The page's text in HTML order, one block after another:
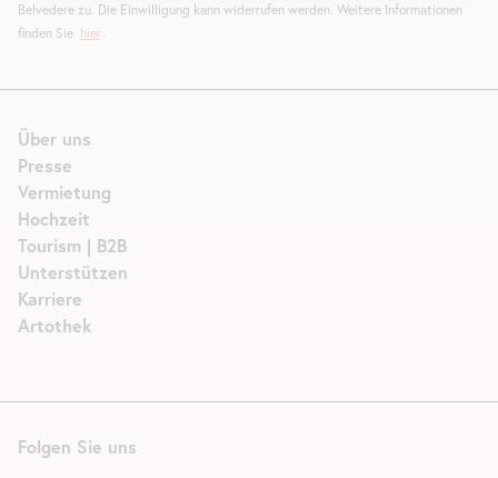
Über uns
Presse
Vermietung
Hochzeit
Tourism | B2B
Unterstützen
Karriere
Artothek
Folgen Sie uns
Belvedere zu. Die Einwilligung kann widerrufen werden. Weitere Informationen
finden Sie hier .